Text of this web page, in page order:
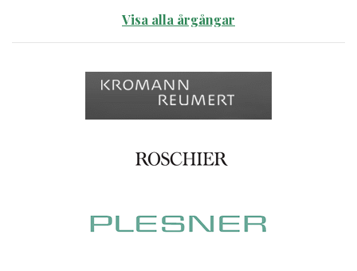
Visa alla årgångar